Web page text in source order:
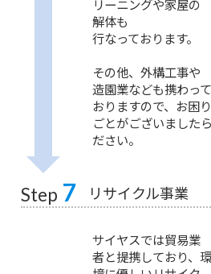
リーニングや家屋の
解体も
行なっております。
その他、外構工事や
造園業なども携わって
おりますので、お困り
ごとがございました
ださい。
Step 7 リサイクル事業
サイヤスでは貿易業
者と提携しており、環